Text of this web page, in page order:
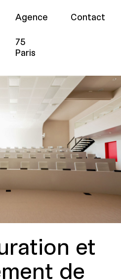
Agence Contact
75
Paris
et
de